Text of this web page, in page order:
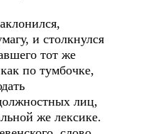
и столкнулся
тот же
по тумбочке,
лиц,
же лексике.